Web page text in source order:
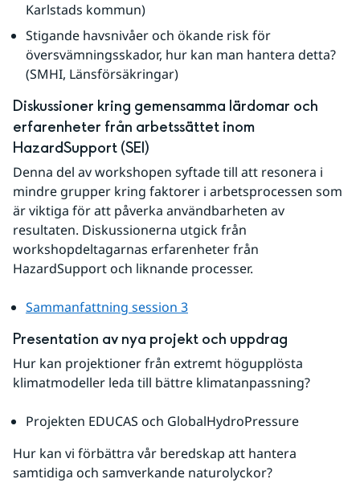
Karlstads kommun)
Stigande havsnivåer och ökande risk för
översvämningsskador, hur kan man hantera detta?
(SMHI, Länsförsäkringar)
Diskussioner kring gemensamma lärdomar och
erfarenheter från arbetssättet inom
HazardSupport (SEI)
Denna del av workshopen syftade till att resonera i
mindre grupper kring faktorer i arbetsprocessen som
är viktiga för att påverka användbarheten av
resultaten. Diskussionerna utgick från
workshopdeltagarnas erfarenheter från
HazardSupport och liknande processer.
Sammanfattning session 3
Presentation av nya projekt och uppdrag
Hur kan projektioner från extremt högupplösta
klimatmodeller leda till bättre klimatanpassning?
Projekten EDUCAS och GlobalHydroPressure
Hur kan vi förbättra vår beredskap att hantera
samtidiga och samverkande naturolyckor?